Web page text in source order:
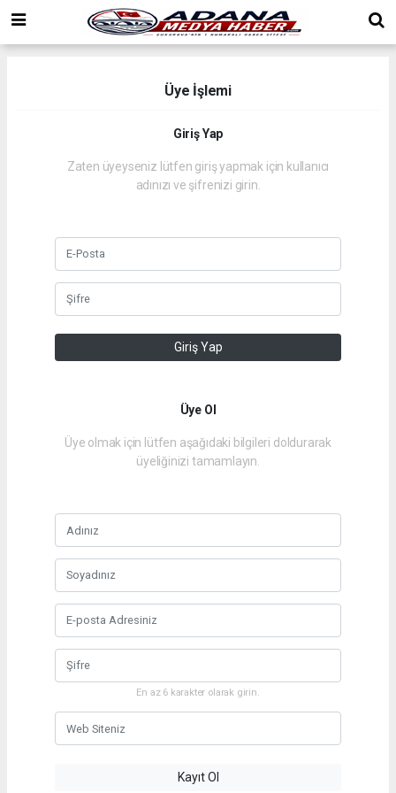
Üye İşlemi
Giriş Yap
Zaten üyeyseniz lütfen giriş yapmak için kullanıcı
adınızı ve şifrenizi girin.
Giriş Yap
Üye Ol
Üye olmak için lütfen aşağıdaki bilgileri doldurarak
üyeliğinizi tamamlayın.
En az 6 karakter olarak girin.
Kayıt Ol